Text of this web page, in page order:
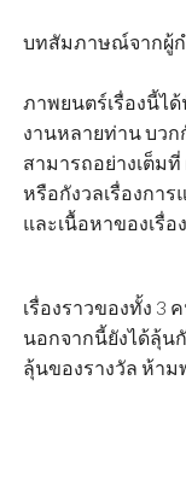
บทสัมภาษณ์จากผู้
ภาพยนตร์เรื่องนี้ไ
งานหลายท่าน บว
สามารถอย่างเต็มที่
หรือกังวลเรื่องการ
และเนื้อหาของเรื่อ
เรื่องราวของทั้ง 3
นอกจากนี้ยังได้ลุ้น
ลุ้นของรางวัล ห้าม